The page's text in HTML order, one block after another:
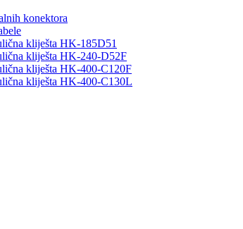
konektora
kliješta HK-185D51
kliješta HK-240-D52F
kliješta HK-400-C120F
kliješta HK-400-C130L